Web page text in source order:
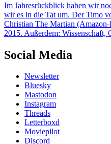
Im Jahresrückblick haben wir
wir es in die Tat um. Der Timo
Christian The Martian
2015. Außerdem: Wissenschaft,
Social Media
Newsletter
Bluesky
Mastodon
Instagram
Threads
Letterboxd
Moviepilot
Discord